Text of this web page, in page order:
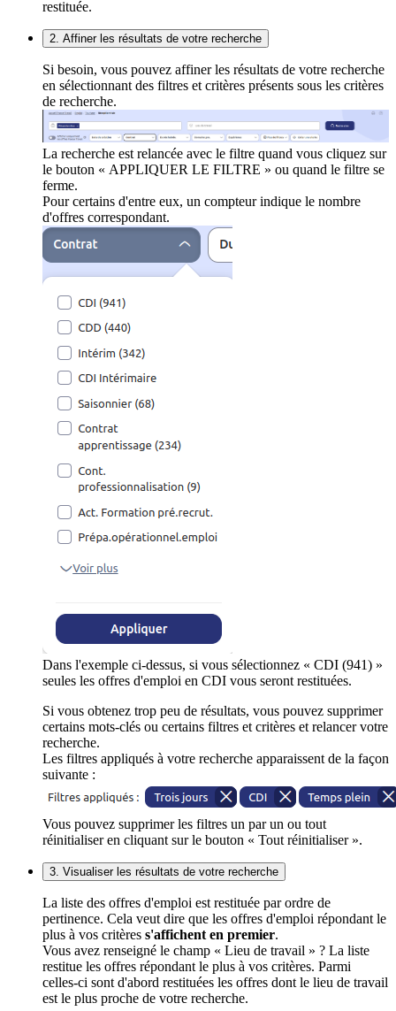
restituée.
2. Affiner les résultats de votre recherche
Si besoin, vous pouvez affiner les résultats de votre recherche
en sélectionnant des filtres et critères présents sous les critères
de recherche.
La recherche est relancée avec le filtre quand vous cliquez sur
le bouton « APPLIQUER LE FILTRE » ou quand le filtre se
ferme.
Pour certains d'entre eux, un compteur indique le nombre
d'offres correspondant.
Dans l'exemple ci-dessus, si vous sélectionnez « CDI (941) »
seules les offres d'emploi en CDI vous seront restituées.
Si vous obtenez trop peu de résultats, vous pouvez supprimer
certains mots-clés ou certains filtres et critères et relancer votre
recherche.
Les filtres appliqués à votre recherche apparaissent de la façon
suivante :
Vous pouvez supprimer les filtres un par un ou tout
réinitialiser en cliquant sur le bouton « Tout réinitialiser ».
3. Visualiser les résultats de votre recherche
La liste des offres d'emploi est restituée par ordre de
pertinence. Cela veut dire que les offres d'emploi répondant le
plus à vos critères s'affichent en premier.
Vous avez renseigné le champ « Lieu de travail » ? La liste
restitue les offres répondant le plus à vos critères. Parmi
celles-ci sont d'abord restituées les offres dont le lieu de travail
est le plus proche de votre recherche.